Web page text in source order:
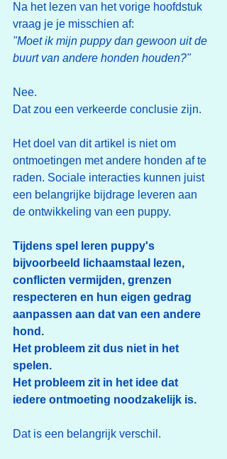
Na het lezen van het vorige hoofdstuk
vraag je je misschien af:
"Moet ik mijn puppy dan gewoon uit de
buurt van andere honden houden?"
Nee.
Dat zou een verkeerde conclusie zijn.
Het doel van dit artikel is niet om
ontmoetingen met andere honden af te
raden. Sociale interacties kunnen juist
een belangrijke bijdrage leveren aan
de ontwikkeling van een puppy.
Tijdens spel leren puppy's
bijvoorbeeld lichaamstaal lezen,
conflicten vermijden, grenzen
respecteren en hun eigen gedrag
aanpassen aan dat van een andere
hond.
Het probleem zit dus niet in het
spelen.
Het probleem zit in het idee dat
iedere ontmoeting noodzakelijk is.
Dat is een belangrijk verschil.